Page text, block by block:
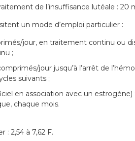
de l’insuffisance lutéale : 20
un mode d’emploi particulier :
jour, en traitement continu ou
;
jour jusqu’à l’arrêt de
suivants ;
en association avec un
chaque mois.
: 2,54 à 7,62 F.